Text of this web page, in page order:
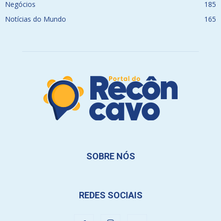
Negócios
185
Notícias do Mundo
165
SOBRE NÓS
REDES SOCIAIS